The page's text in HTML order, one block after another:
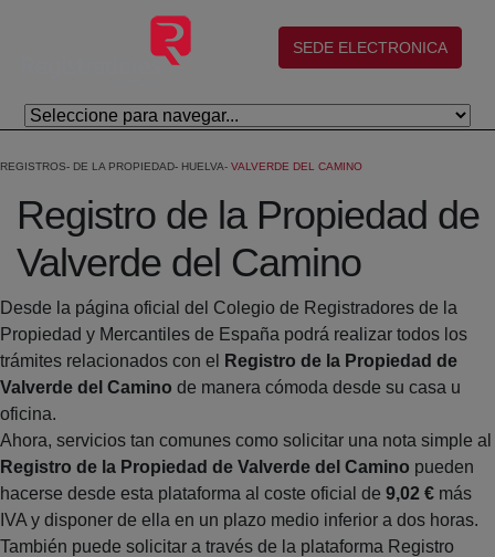
Salta al contingut principal
(abre en nueva ventana)
SEDE ELECTRONICA
REGISTROS DE LA PROPIEDAD HUELVA VALVERDE DEL CAMINO
Registro de la Propiedad de
Valverde del Camino
Desde la página oficial del Colegio de Registradores de la
Propiedad y Mercantiles de España podrá realizar todos los
trámites relacionados con el
Registro de la Propiedad de
Valverde del Camino de manera cómoda desde su casa u
oficina.
Ahora, servicios tan comunes como solicitar una nota simple al
Registro de la Propiedad de Valverde del Camino pueden
hacerse desde esta plataforma al coste oficial de 9,02 € más
IVA y disponer de ella en un plazo medio inferior a dos horas.
También puede solicitar a través de la plataforma Registro